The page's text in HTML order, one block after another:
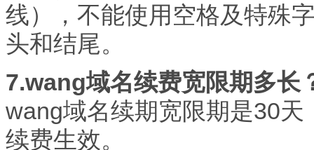
线），不能使用空格及特殊
头和结尾。
7.wang域名续费宽限期多长
wang域名续期宽限期是30
续费生效。